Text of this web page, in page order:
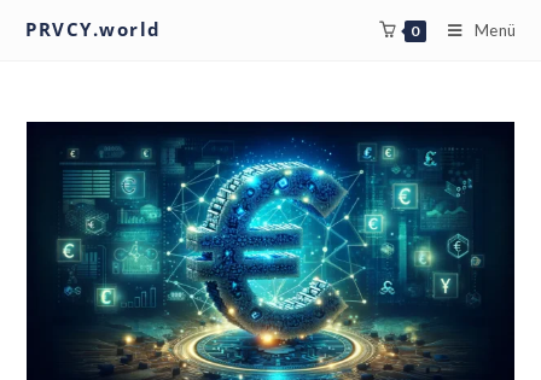
PRVCY.world 0 Menü